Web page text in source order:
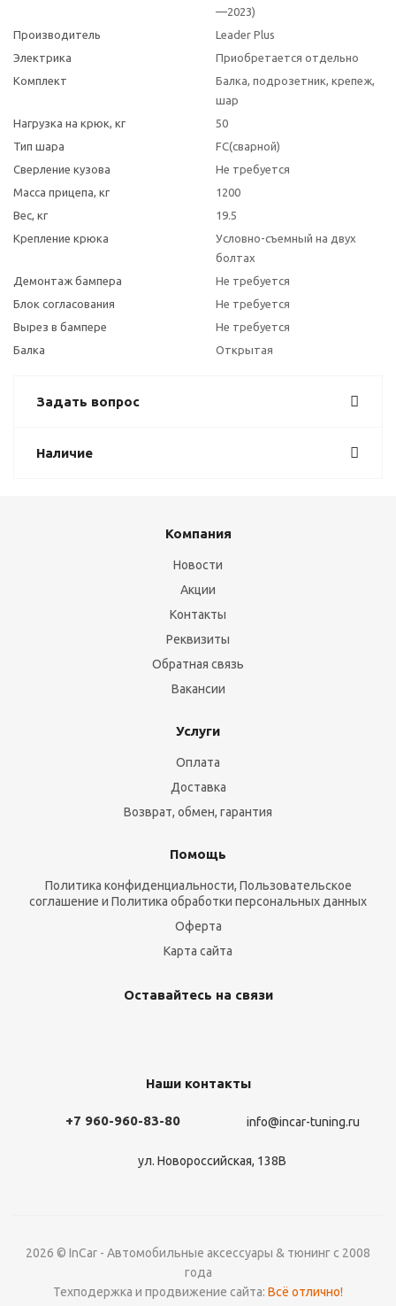
—2023)
Производитель
Leader Plus
Электрика
Приобретается отдельно
Комплект
Балка, подрозетник, крепеж,
шар
Нагрузка на крюк, кг
50
Тип шара
FC(сварной)
Сверление кузова
Не требуется
Масса прицепа, кг
1200
Вес, кг
19.5
Крепление крюка
Условно-съемный на двух
болтах
Демонтаж бампера
Не требуется
Блок согласования
Не требуется
Вырез в бампере
Не требуется
Балка
Открытая
Задать вопрос
Наличие
Компания
Новости
Акции
Контакты
Реквизиты
Обратная связь
Вакансии
Услуги
Оплата
Доставка
Возврат, обмен, гарантия
Помощь
Политика конфиденциальности, Пользовательское
соглашение и Политика обработки персональных данных
Оферта
Карта сайта
Оставайтесь на связи
Наши контакты
+7 960-960-83-80 info@incar-tuning.ru
ул. Новороссийская, 138В
2026 © InCar - Автомобильные аксессуары & тюнинг с 2008
года
Техподержка и продвижение сайта: Всё отлично!